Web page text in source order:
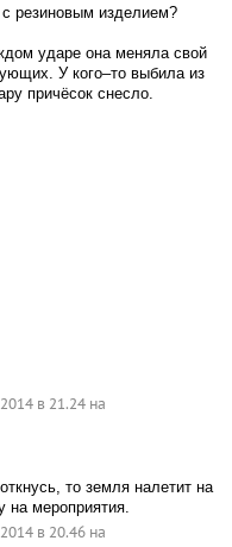
резиновым изделием?
ударе она меняла свой
У кого–то выбила из
причёсок снесло.
в 21.24на
то земля налетит на
мероприятия.
в 20.46на